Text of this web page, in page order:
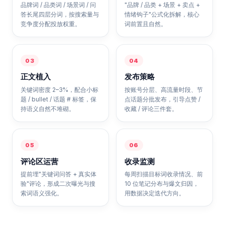
品牌词 / 品类词 / 场景词 / 问
答长尾四层分词，按搜索量与
竞争度分配投放权重。
"品牌 / 品类 + 场景 + 卖点 +
情绪钩子"公式化拆解，核心
词前置且自然。
03
正文植入
关键词密度 2–3%，配合小标
题 / bullet / 话题 # 标签，保
持语义自然不堆砌。
04
发布策略
按账号分层、高流量时段、节
点话题分批发布，引导点赞 /
收藏 / 评论三件套。
05
评论区运营
提前埋"关键词问答 + 真实体
验"评论，形成二次曝光与搜
索词语义强化。
06
收录监测
每周扫描目标词收录情况、前
10 位笔记分布与爆文归因，
用数据决定迭代方向。